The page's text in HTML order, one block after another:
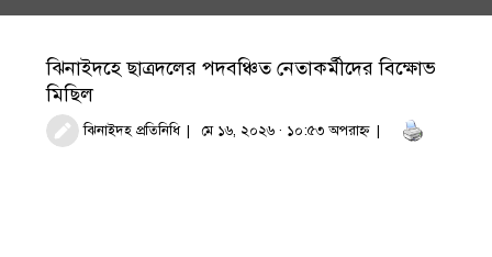
ঝিনাইদহে ছাত্রদলের পদবঞ্চিত নেতাকর্মীদের বিক্ষোভ
মিছিল
ঝিনাইদহ প্রতিনিধি মে ১৬, ২০২৬ · ১০:৫৩ অপরাহ্ণ